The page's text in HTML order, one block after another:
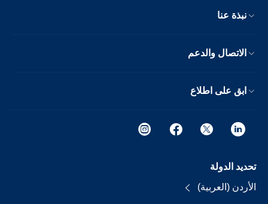
نبذة عنا
الاتصال والدعم
ابق على اطلاع
تحديد الدولة
الأردن (العربية)